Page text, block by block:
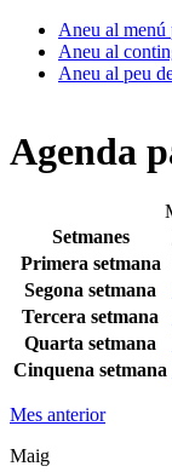
Aneu al menú
Aneu al
Aneu al peu
Agenda
Setmanes
Primera setmana
Segona setmana
Tercera setmana
Quarta setmana
Cinquena setmana
Mes anterior
Maig